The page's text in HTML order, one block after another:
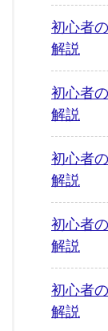
初心者
解説
初心者
解説
初心者
解説
初心者
解説
初心者
解説